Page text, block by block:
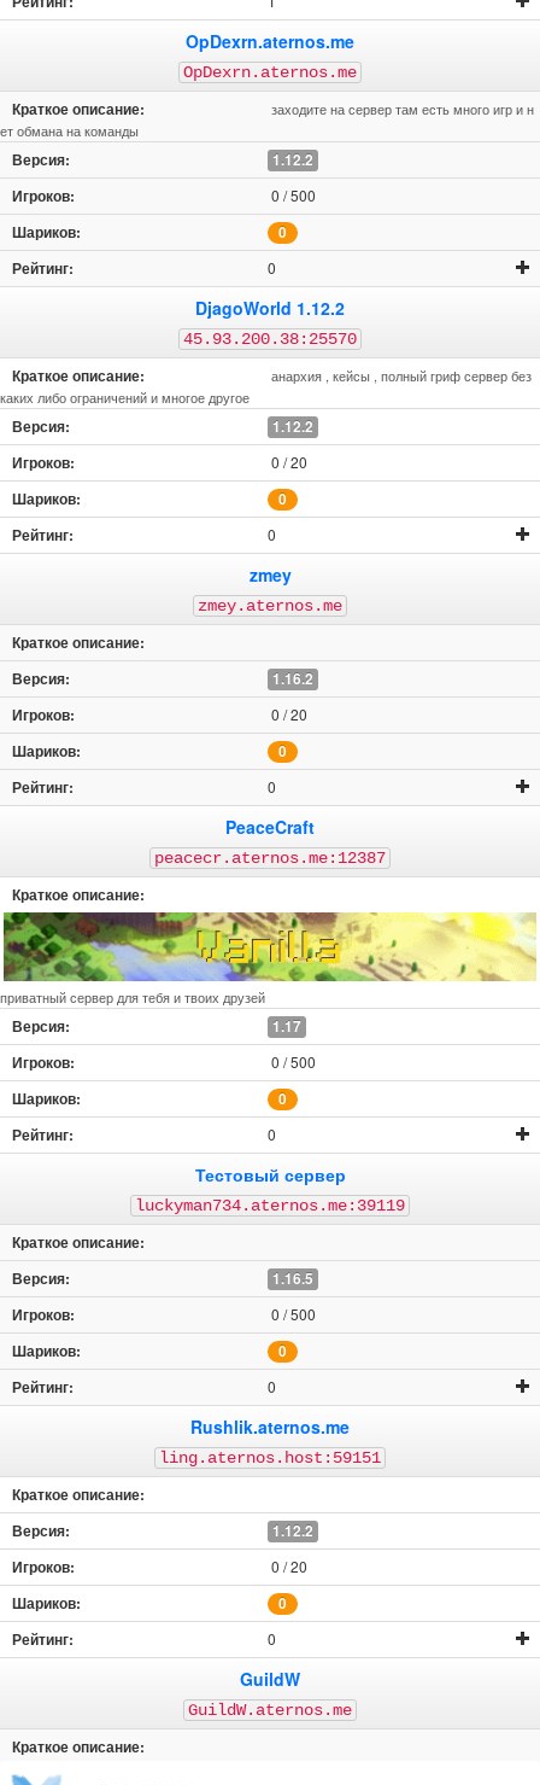
OpDexrn.aternos.me
OpDexrn.aternos.me
заходите на сервер там есть много игр и н
ет обмана на команды
1.12.2
0 / 500
0
0
DjagoWorld 1.12.2
45.93.200.38:25570
анархия , кейсы , полный гриф сервер без
каких либо ограничений и многое другое
1.12.2
0 / 20
0
0
zmey
zmey.aternos.me
1.16.2
0 / 20
0
0
PeaceCraft
peacecr.aternos.me:12387
приватный сервер для тебя и твоих друзей
1.17
0 / 500
0
0
Тестовый сервер
luckyman734.aternos.me:39119
1.16.5
0 / 500
0
0
Rushlik.aternos.me
ling.aternos.host:59151
1.12.2
0 / 20
0
0
GuildW
GuildW.aternos.me